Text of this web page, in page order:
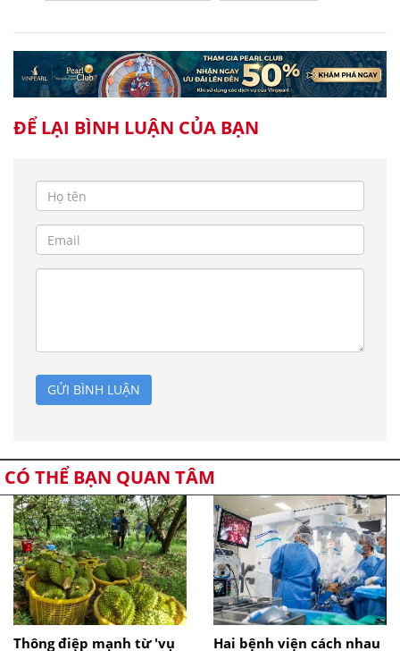
ĐỂ LẠI BÌNH LUẬN CỦA BẠN
GỬI BÌNH LUẬN
CÓ THỂ BẠN QUAN TÂM
Thông điệp mạnh từ 'vụ Hai bệnh viện cách nhau